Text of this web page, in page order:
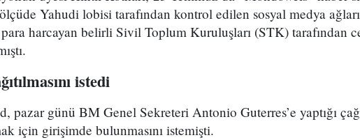
Yahudi lobisi tarafından kontrol edilen sosyal medya
harcayan belirli Sivil Toplum Kuruluşları (STK) tarafından
istedi
pazar günü BM Genel Sekreteri Antonio Guterres’e yaptığı
için girişimde bulunmasını istemişti.